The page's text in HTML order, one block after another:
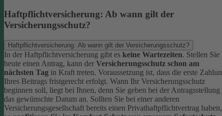
Haftpflichtversicherung: Ab wann gilt der
Versicherungsschutz?
Haftpflichtversicherung: Ab wann gilt der Versicherungsschutz?
In der Haftpflichtversicherung gibt es keine Wartezeiten. Stellen Sie
heute einen Antrag, kann der Versicherungsschutz schon am
nächsten Tag in Kraft treten. Voraussetzung ist, dass die erste
Ihres Beitrags fristgerecht erfolgt. Wann Ihr Versicherungsschutz
beginnen soll, liegt bei Ihnen, denn Sie geben bei der Antragsstellung
das gewünschte Datum an. Sollten Sie bei einer anderen
Versicherungsgesellschaft bereits einen Privathaftpflichtvertrag haben,